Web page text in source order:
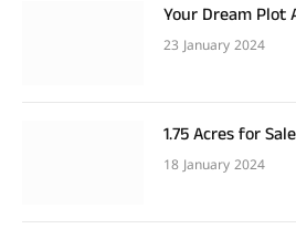
Your Dream Plot
23 January 2024
1.75 Acres for
18 January 2024